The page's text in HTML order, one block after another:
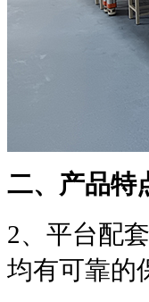
二、产品特
2、平台配
均有可靠的